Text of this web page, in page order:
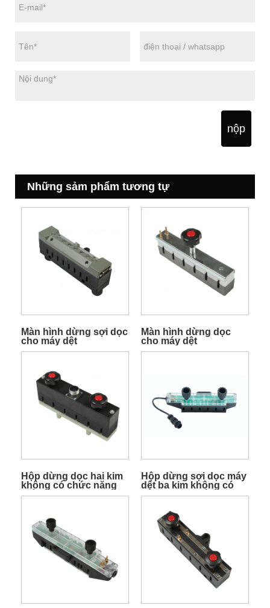
nộp
Những sảm phẩm tương tự
Màn hình dừng sợi dọc
cho máy dệt
Màn hình dừng dọc
cho máy dệt
Hộp dừng dọc hai kim
không có chức năng
hiển thị
Hộp dừng sợi dọc máy
dệt ba kim không có
chức năng hiển thị